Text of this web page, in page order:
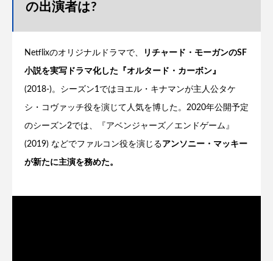
の出演者は?
Netflixのオリジナルドラマで、 リチャード・モーガンのSF
小説を実写ドラマ化した『オルタード・カーボン』
(2018-)。シーズン1ではヨエル・キナマンが主人公タケ
シ・コヴァッチ役を演じて人気を博した。2020年公開予定
のシーズン2では、『アベンジャーズ／エンドゲーム』
(2019) などでファルコン役を演じるアンソニー・マッキー
が新たに主演を務めた。